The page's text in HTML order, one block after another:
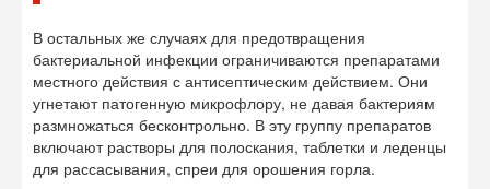
В остальных же случаях для предотвращения
бактериальной инфекции ограничиваются препаратами
местного действия с антисептическим действием. Они
угнетают патогенную микрофлору, не давая бактериям
размножаться бесконтрольно. В эту группу препаратов
включают растворы для полоскания, таблетки и леденцы
для рассасывания, спреи для орошения горла.